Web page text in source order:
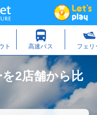
2店舗から比